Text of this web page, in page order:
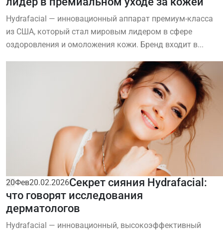
Hydrafacial — инновационный аппарат премиум-класса
из США, который стал мировым лидером в сфере
оздоровления и омоложения кожи. Бренд входит в...
20Фев20.02.2026Секрет сияния Hydrafacial:
что говорят исследования
дерматологов
Hydrafacial — инновационный, высокоэффективный